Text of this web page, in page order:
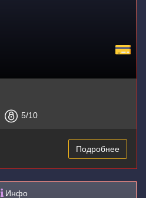
5/10
Подробнее
Инфо